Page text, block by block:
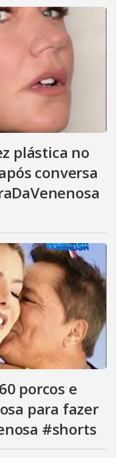
plástica no
conversa
porcos e
para fazer
#shorts